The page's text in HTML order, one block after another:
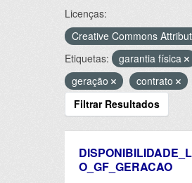
Licenças:
Creative Commons
Etiquetas:
garantia física
geração
contrato
Filtrar Resultados
O_GF_GERACAO